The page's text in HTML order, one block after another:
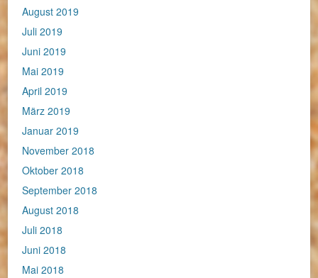
August 2019
Juli 2019
Juni 2019
Mai 2019
April 2019
März 2019
Januar 2019
November 2018
Oktober 2018
September 2018
August 2018
Juli 2018
Juni 2018
Mai 2018